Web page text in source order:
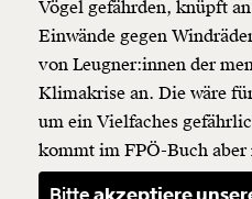
beginnt
WerdeFördermitgliedund
unsere Wirtschaft so
funktioniert. Unsere
Netz. Unabhängig und
so bleiben. Kämpf’ mit uns
Vögel gefährden, knüpft
Einwände gegen
von Leugner:innen der
Klimakrise an. Die wäre
um ein Vielfaches
kommt im FPÖ-Buch aber